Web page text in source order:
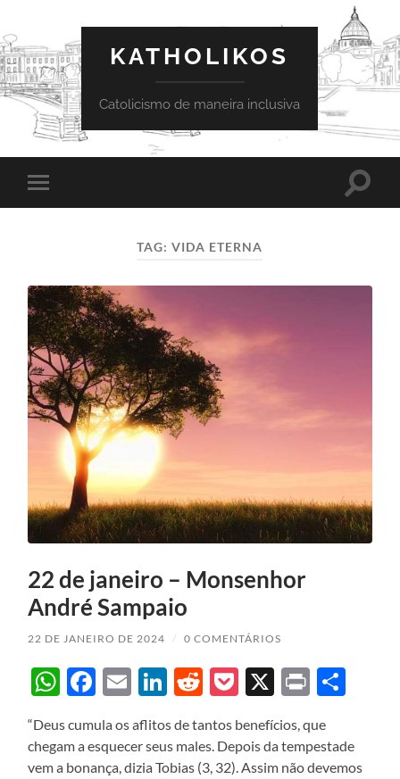
KATHOLIKOS
Catolicismo de maneira inclusiva
Toggle
mobile
Toggle
TAG:VIDA ETERNA
22 de janeiro – Monsenhor
André Sampaio
22 DE JANEIRO DE 2024 / 0 COMENTÁRIOS
WhatsApp
Facebook
EmailLinkedIn
Reddit
Pocket
X Print
“Deus cumula os aflitos de tantos benefícios, que
chegam a esquecer seus males. Depois da tempestade
vem a bonança, dizia Tobias (3, 32). Assim não devemos